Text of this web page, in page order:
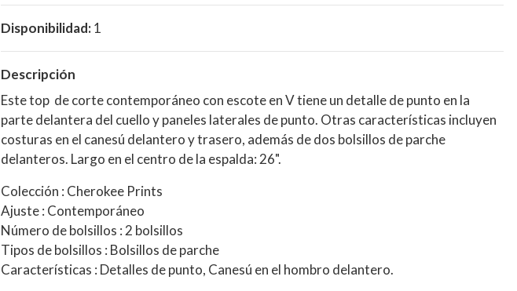
Disponibilidad:1
Descripción
Este top de corte contemporáneo con escote en V tiene un detalle de punto en la
parte delantera del cuello y paneles laterales de punto. Otras características incluyen
costuras en el canesú delantero y trasero, además de dos bolsillos de parche
delanteros. Largo en el centro de la espalda: 26".
Colección : Cherokee Prints
Ajuste: Contemporáneo
Número de bolsillos : 2 bolsillos
Tipos de bolsillos : Bolsillos de parche
Características : Detalles de punto, Canesú en el hombro delantero.